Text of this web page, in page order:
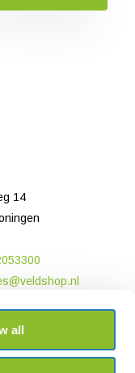
all
14
82830843